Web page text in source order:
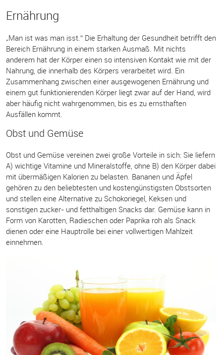
Ernährung
„Man ist was man isst.“ Die Erhaltung der Gesundheit betrifft den
Bereich Ernährung in einem starken Ausmaß. Mit nichts
anderem hat der Körper einen so intensiven Kontakt wie mit der
Nahrung, die innerhalb des Körpers verarbeitet wird. Ein
Zusammenhang zwischen einer ausgewogenen Ernährung und
einem gut funktionierenden Körper liegt zwar auf der Hand, wird
aber häufig nicht wahrgenommen, bis es zu ernsthaften
Ausfällen kommt.
Obst und Gemüse
Obst und Gemüse vereinen zwei große Vorteile in sich: Sie liefern
A) wichtige Vitamine und Mineralstoffe, ohne B) den Körper dabei
mit übermäßigen Kalorien zu belasten. Bananen und Äpfel
gehören zu den beliebtesten und kostengünstigsten Obstsorten
und stellen eine Alternative zu Schokoriegel, Keksen und
sonstigen zucker- und fetthaltigen Snacks dar. Gemüse kann in
Form von Karotten, Radieschen oder Paprika roh als Snack
dienen oder eine Hauptrolle bei einer vollwertigen Mahlzeit
einnehmen.